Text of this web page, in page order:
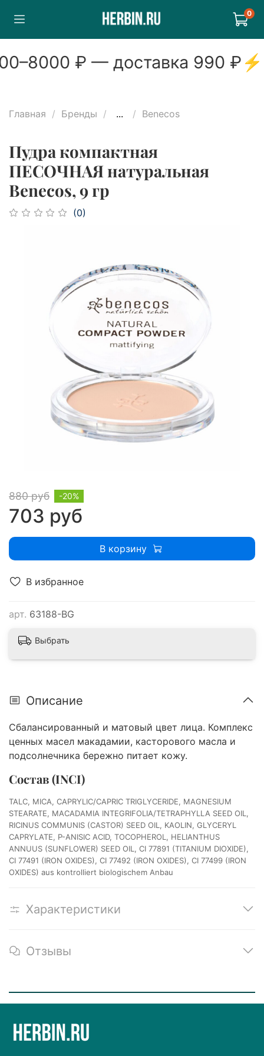
0
–8000₽ — доставка990₽⚡
Главная Бренды ... Benecos
Пудра компактная
ПЕСОЧНАЯ натуральная
Benecos, 9 гр
(0)
В избранное
арт. 63188-BG
880 руб
703 руб
-20%
В корзину
Выбрать
Описание
Сбалансированный и матовый цвет лица. Комплекс
ценных масел макадамии, касторового масла и
подсолнечника бережно питает кожу.
Состав (INCI)
TALC, MICA, CAPRYLIC/CAPRIC TRIGLYCERIDE, MAGNESIUM
STEARATE, MACADAMIA INTEGRIFOLIA/TETRAPHYLLA SEED OIL,
RICINUS COMMUNIS (CASTOR) SEED OIL, KAOLIN, GLYCERYL
CAPRYLATE, P-ANISIC ACID, TOCOPHEROL, HELIANTHUS
ANNUUS (SUNFLOWER) SEED OIL, CI 77891 (TITANIUM DIOXIDE),
CI 77491 (IRON OXIDES), CI 77492 (IRON OXIDES), CI 77499 (IRON
OXIDES) aus kontrolliert biologischem Anbau
Характеристики
Отзывы